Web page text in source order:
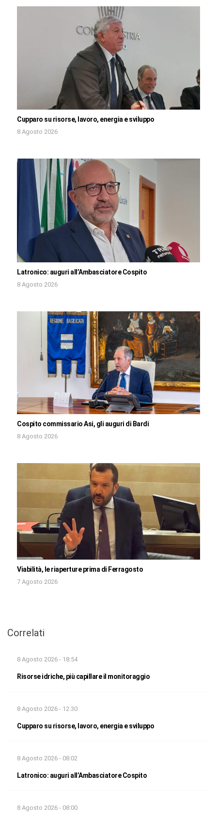
Cupparo su risorse, lavoro, energia e sviluppo
8 Agosto 2026
Latronico: auguri all’Ambasciatore Cospito
8 Agosto 2026
Cospito commissario Asi, gli auguri di Bardi
8 Agosto 2026
Viabilità, le riaperture prima di Ferragosto
7 Agosto 2026
Correlati
8 Agosto 2026 - 18:54
Risorse idriche, più capillare il monitoraggio
8 Agosto 2026 - 12:30
Cupparo su risorse, lavoro, energia e sviluppo
8 Agosto 2026 - 08:02
Latronico: auguri all’Ambasciatore Cospito
8 Agosto 2026 - 08:00